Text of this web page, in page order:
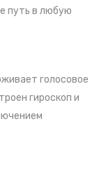
путь в любую
голосовое
гироскоп и